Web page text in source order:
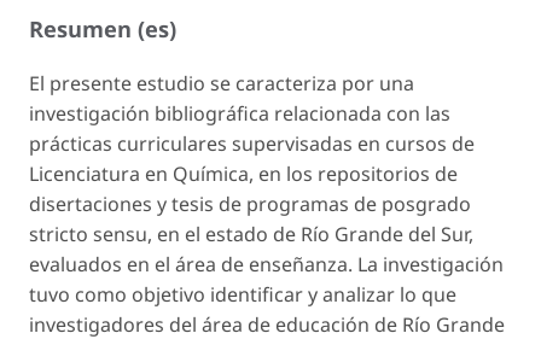
Resumen (es)
El presente estudio se caracteriza por una
investigación bibliográfica relacionada con las
prácticas curriculares supervisadas en cursos de
Licenciatura en Química, en los repositorios de
disertaciones y tesis de programas de posgrado
stricto sensu, en el estado de Río Grande del Sur,
evaluados en el área de enseñanza. La investigación
tuvo como objetivo identificar y analizar lo que
investigadores del área de educación de Río Grande